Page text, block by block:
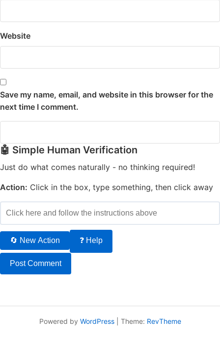
Website
Save my name, email, and website in this browser for the
next time I comment.
🤖 Simple Human Verification
Just do what comes naturally - no thinking required!
Action: Click in the box, type something, then click away
🔄 New Action ❓ Help
Powered by WordPress Theme: RevTheme